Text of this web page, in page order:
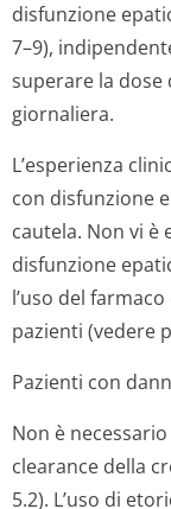
disfunzione
7–9),
superare la
giornaliera.
L’esperienza
con disfunzione
cautela. Non vi è
disfunzione
l’uso del
pazienti (vedere
Pazienti con
Non è
clearance della
5.2). L’uso di